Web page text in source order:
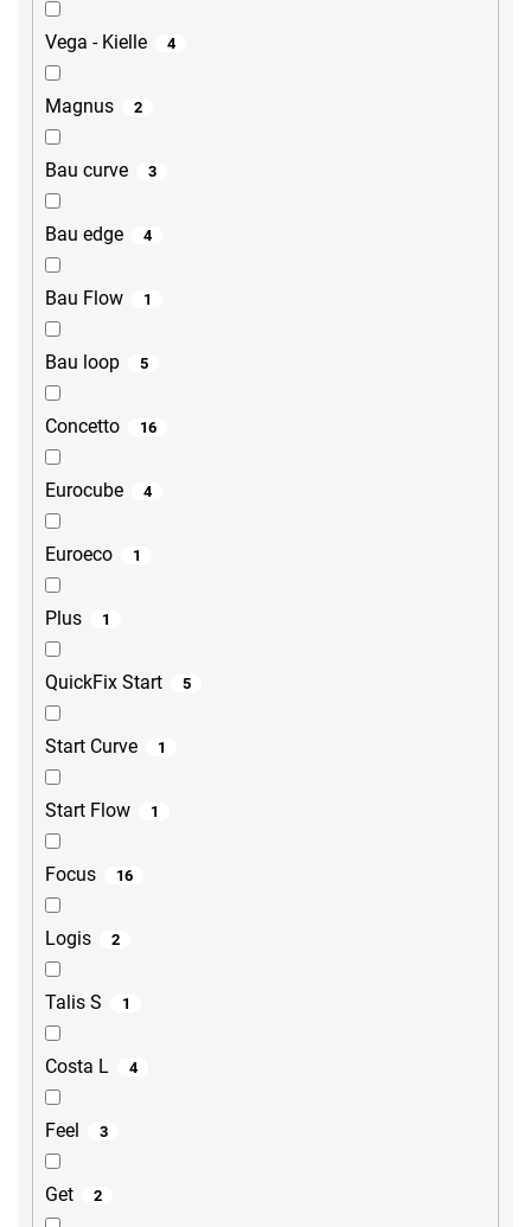
Vega - Kielle 4
Magnus 2
Bau curve 3
Bau edge 4
Bau Flow 1
Bau loop 5
Concetto 16
Eurocube 4
Euroeco 1
Plus 1
QuickFix Start 5
Start Curve 1
Start Flow 1
Focus 16
Logis 2
Talis S 1
Costa L 4
Feel 3
Get 2